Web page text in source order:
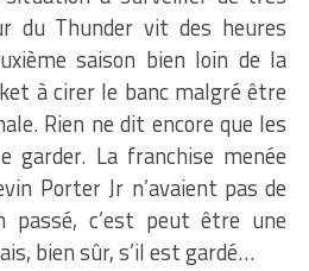
du Thunder vit des heures
saison bien loin de la
à cirer le banc malgré être
Rien ne dit encore que les
garder. La franchise menée
Porter Jr n’avaient pas de
passé, c’est peut être une
bien sûr, s’il est gardé…